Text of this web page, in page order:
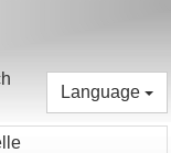
Language